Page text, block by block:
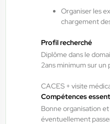
Organiser les
chargement
Profil recherché
Diplôme dans le
2ans minimum sur un
CACES + visite
Compétences
Bonne organisation
éventuellement
Soudeur
Rambervillers , France
13,50 €/h - 14,50 €/h
04/08/26 Au:30/09/